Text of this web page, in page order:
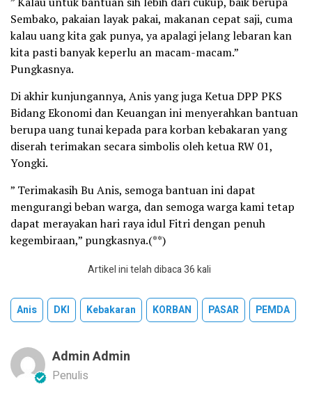
Sembako, pakaian layak pakai, makanan cepat saji, cuma
kalau uang kita gak punya, ya apalagi jelang lebaran kan
kita pasti banyak keperlu an macam-macam.”
Pungkasnya.
Di akhir kunjungannya, Anis yang juga Ketua DPP PKS
Bidang Ekonomi dan Keuangan ini menyerahkan bantuan
berupa uang tunai kepada para korban kebakaran yang
diserah terimakan secara simbolis oleh ketua RW 01,
Yongki.
” Terimakasih Bu Anis, semoga bantuan ini dapat
mengurangi beban warga, dan semoga warga kami tetap
dapat merayakan hari raya idul Fitri dengan penuh
kegembiraan,” pungkasnya.(**)
Artikel ini telah dibaca 36 kali
Anis DKI Kebakaran KORBAN PASAR PEMDA
Admin Admin
Penulis